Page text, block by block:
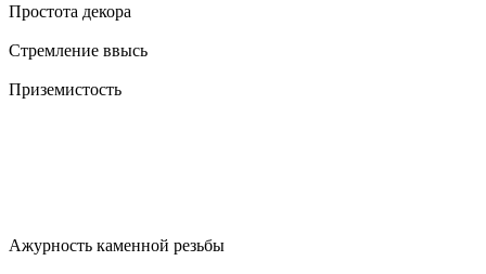
Простота декора
Стремление ввысь
Приземистость
Ажурность каменной резьбы